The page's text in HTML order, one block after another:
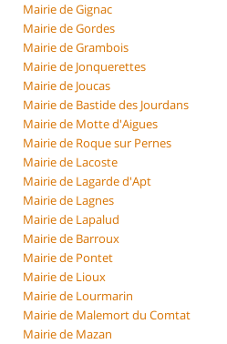
Mairie de Gignac
Mairie de Gordes
Mairie de Grambois
Mairie de Jonquerettes
Mairie de Joucas
Mairie de Bastide des Jourdans
Mairie de Motte d'Aigues
Mairie de Roque sur Pernes
Mairie de Lacoste
Mairie de Lagarde d'Apt
Mairie de Lagnes
Mairie de Lapalud
Mairie de Barroux
Mairie de Pontet
Mairie de Lioux
Mairie de Lourmarin
Mairie de Malemort du Comtat
Mairie de Mazan